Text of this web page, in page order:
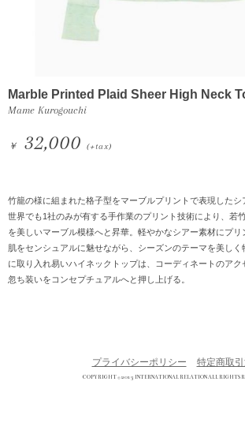
Marble Printed Plaid Sheer High Neck
Mame Kurogouchi
￥ 32,000(+tax)
竹籠の様に組まれた格子型をマーブルプリントで表現したシ
世界でも1社のみが有する手作業のプリント技術により、若
を美しいマーブル模様へと昇華。軽やかなシアー素材にプリ
肌をセンシュアルに魅せながら、シーズンのテーマを美し
に取り入れ易いハイネックトップは、コーディネートのアク
忽ち装いをコンセプチュアルへと押し上げる。
プライバシーポリシー 特定商取
COPYRIGHT © 2013 INTERNATIONAL RELATION ALL RIGHTS